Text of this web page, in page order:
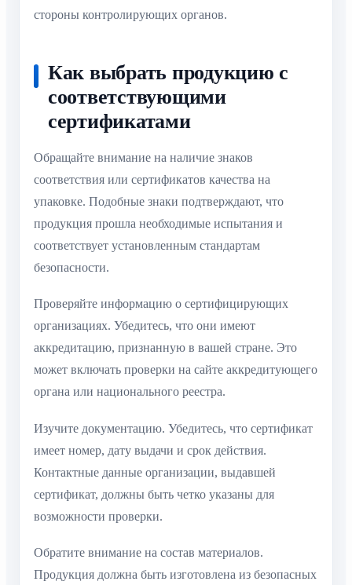
стороны контролирующих органов.
Как выбрать продукцию с
соответствующими
сертификатами
Обращайте внимание на наличие знаков
соответствия или сертификатов качества на
упаковке. Подобные знаки подтверждают, что
продукция прошла необходимые испытания и
соответствует установленным стандартам
безопасности.
Проверяйте информацию о сертифицирующих
организациях. Убедитесь, что они имеют
аккредитацию, признанную в вашей стране. Это
может включать проверки на сайте аккредитующего
органа или национального реестра.
Изучите документацию. Убедитесь, что сертификат
имеет номер, дату выдачи и срок действия.
Контактные данные организации, выдавшей
сертификат, должны быть четко указаны для
возможности проверки.
Обратите внимание на состав материалов.
Продукция должна быть изготовлена из безопасных